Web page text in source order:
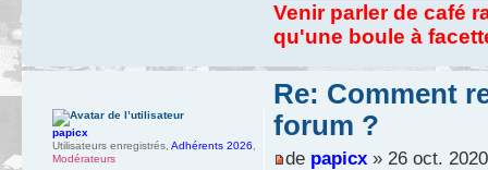
Venir parler de café
qu'une boule à
Re: Comment
forum ?
de papicx» 26 oct.
papicx
Utilisateurs enregistrés, Adhérents 2026,
Modérateurs